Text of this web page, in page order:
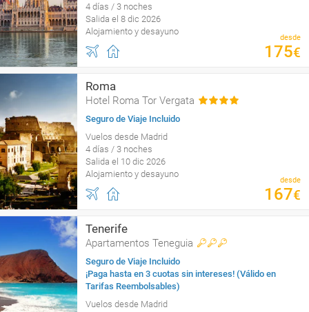
4 días / 3 noches
Salida el 8 dic 2026
Alojamiento y desayuno
desde
175€
Roma
Hotel Roma Tor Vergata
Seguro de Viaje Incluido
Vuelos desde Madrid
4 días / 3 noches
Salida el 10 dic 2026
Alojamiento y desayuno
desde
167€
Tenerife
Apartamentos Teneguia
Seguro de Viaje Incluido
¡Paga hasta en 3 cuotas sin intereses! (Válido en
Tarifas Reembolsables)
Vuelos desde Madrid